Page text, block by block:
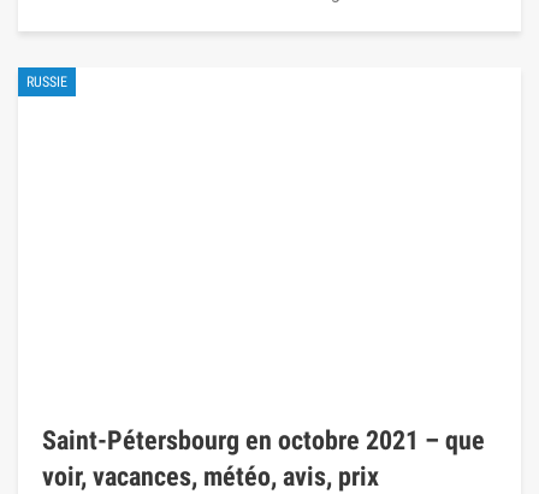
RUSSIE
Saint-Pétersbourg en octobre 2021 – que
voir, vacances, météo, avis, prix